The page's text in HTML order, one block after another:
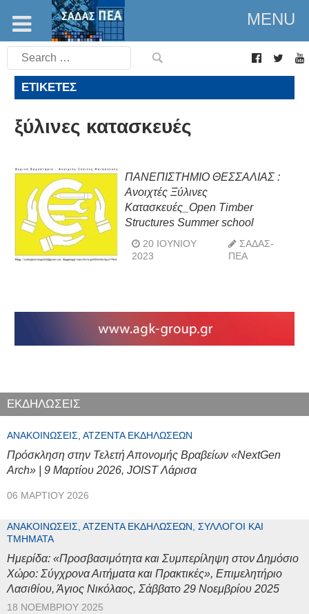
MENU
Search
for:
ΕΤΙΚΈΤΕΣ
ξύλινες κατασκευές
ΠΑΝΕΠΙΣΤΗΜΙΟ ΘΕΣΣΑΛΙΑΣ :
Ανοιχτές Ξύλινες
Κατασκευές_Open Timber
Structures Summer school
20 ΙΟΥΝΊΟΥ
2023
ΣΑΔΑΣ-
ΠΕΑ
ΕΚΔΗΛΩΣΕΙΣ
ΑΝΑΚΟΙΝΏΣΕΙΣ, ΑΤΖΈΝΤΑ ΕΚΔΗΛΏΣΕΩΝ
Πρόσκληση στην Τελετή Απονομής Βραβείων «NextGen
Arch» | 9 Μαρτίου 2026, JOIST Λάρισα
06 ΜΑΡΤΊΟΥ 2026
ΑΝΑΚΟΙΝΏΣΕΙΣ, ΑΤΖΈΝΤΑ ΕΚΔΗΛΏΣΕΩΝ, ΣΎΛΛΟΓΟΙ ΚΑΙ
ΤΜΉΜΑΤΑ
Ημερίδα: «Προσβασιμότητα και Συμπερίληψη στον Δημόσιο
Χώρο: Σύγχρονα Αιτήματα και Πρακτικές», Επιμελητήριο
Λασιθίου, Άγιος Νικόλαος, Σάββατο 29 Νοεμβρίου 2025
18 ΝΟΕΜΒΡΊΟΥ 2025